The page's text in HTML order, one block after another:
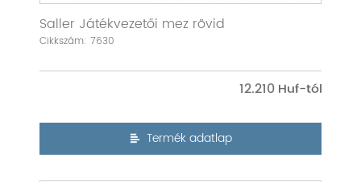
Saller Játékvezetői mez rövid
Cikkszám: 7630
12.210
Termék adatlap